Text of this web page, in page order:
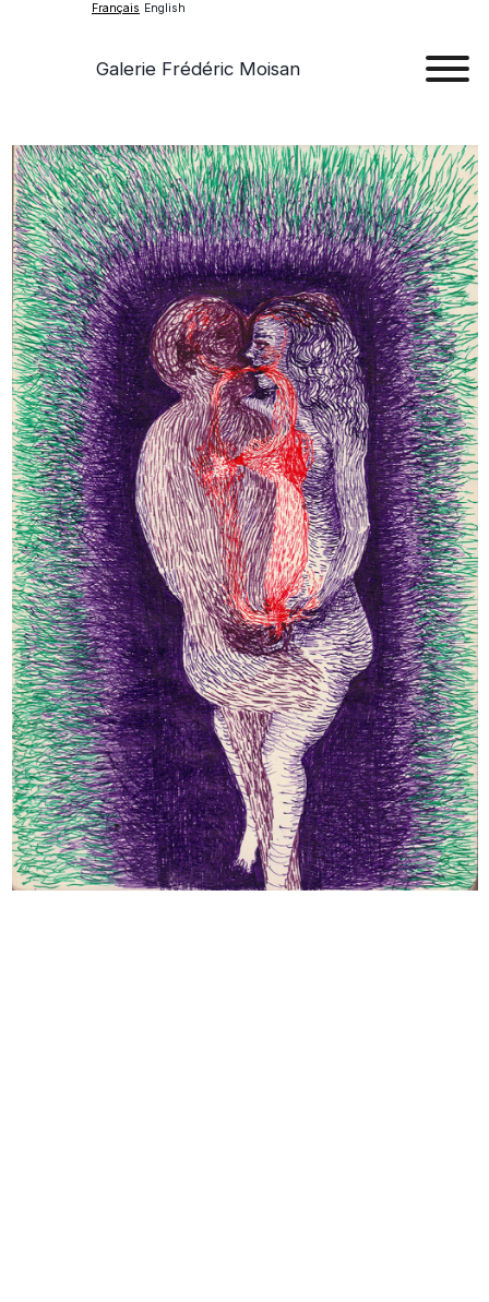
Français English
Galerie Frédéric Moisan
A